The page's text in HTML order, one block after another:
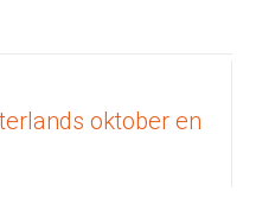
oktober en